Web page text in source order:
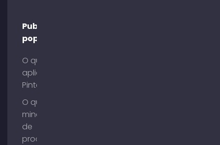
Publicações
populares
O que é o
aplicativo
Pinterest?
O que é
mineração
de
processos?